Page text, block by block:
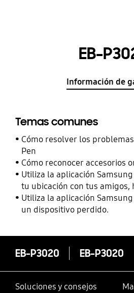
EB-
Información de
Temas comunes
Cómo resolver los
Pen
Cómo reconocer accesorios
Utiliza la aplicación
tu ubicación con tus amigos,
contactos
Utiliza la aplicación
un dispositivo perdido.
EB-P3020 EB-P3020
Soluciones y consejos